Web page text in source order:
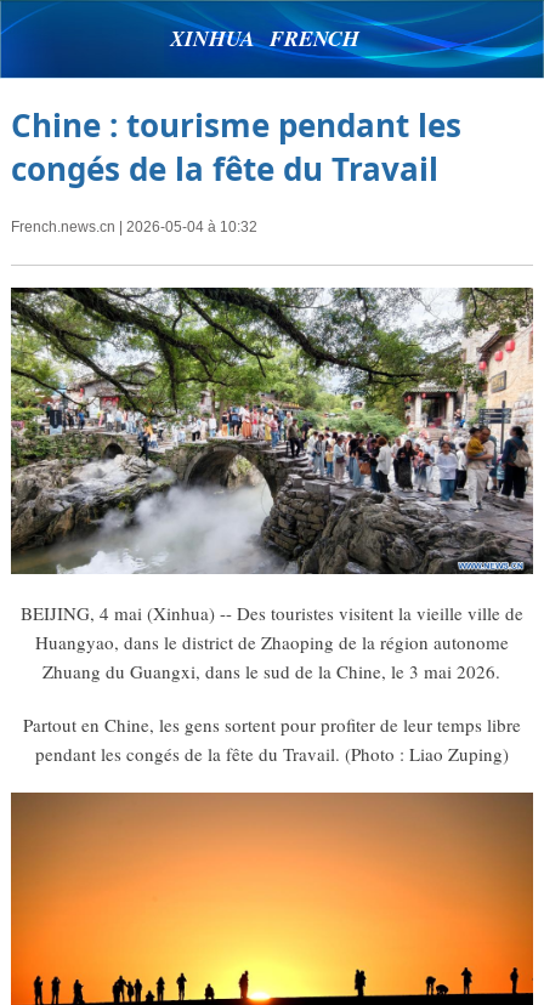
XINHUA FRENCH
Chine : tourisme pendant les
congés de la fête du Travail
French.news.cn | 2026-05-04 à 10:32
BEIJING, 4 mai (Xinhua) -- Des touristes visitent la vieille ville de
Huangyao, dans le district de Zhaoping de la région autonome
Zhuang du Guangxi, dans le sud de la Chine, le 3 mai 2026.
Partout en Chine, les gens sortent pour profiter de leur temps libre
pendant les congés de la fête du Travail. (Photo : Liao Zuping)